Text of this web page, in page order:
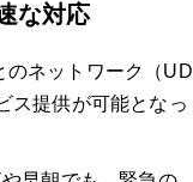
な対応
のネットワーク（UD
ス提供が可能となっ